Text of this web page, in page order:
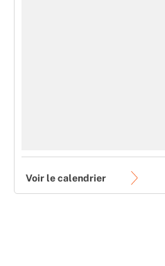
Voir le calendrier